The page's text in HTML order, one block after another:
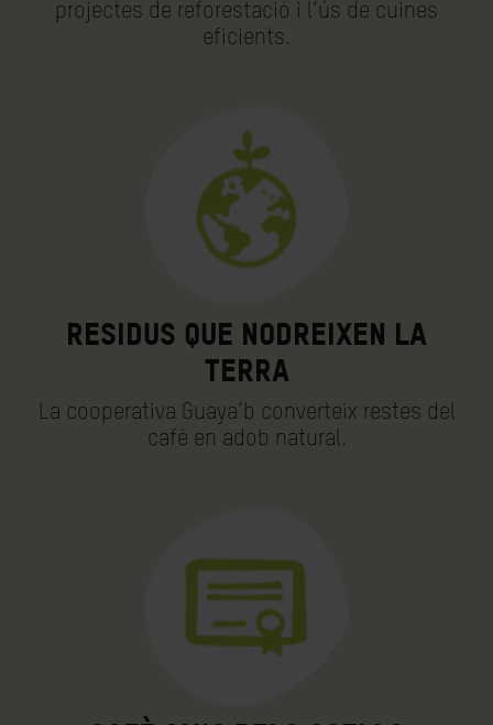
projectes de reforestació i l’ús de cuines
eficients.
Residus que nodreixen la
terra
La cooperativa Guaya’b converteix restes del
cafè en adob natural.